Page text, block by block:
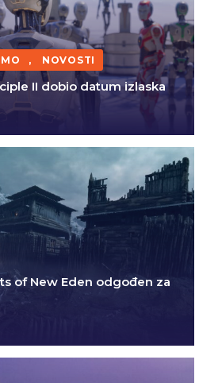
, NOVOSTI
II dobio datum izlaska
of New Eden odgođen za